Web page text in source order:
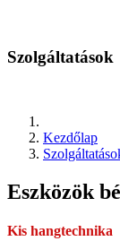
Szolgáltatások
Kezdőlap
Eszközök
Kis hangtechnika